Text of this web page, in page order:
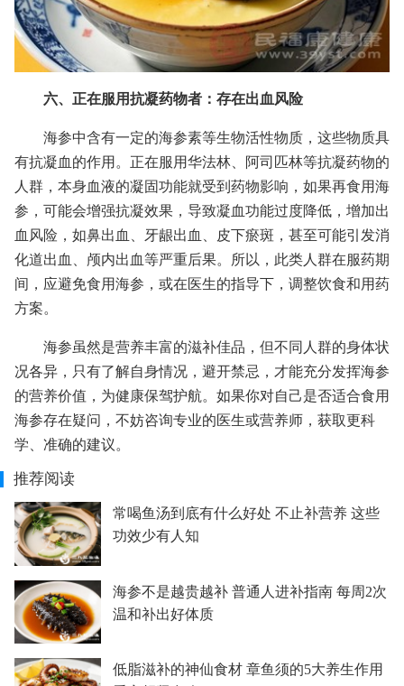
六、正在服用抗凝药物者：存在出血风险
海参中含有一定的海参素等生物活性物质，这些物质具
有抗凝血的作用。正在服用华法林、阿司匹林等抗凝药物的
人群，本身血液的凝固功能就受到药物影响，如果再食用海
参，可能会增强抗凝效果，导致凝血功能过度降低，增加出
血风险，如鼻出血、牙龈出血、皮下瘀斑，甚至可能引发消
化道出血、颅内出血等严重后果。所以，此类人群在服药期
间，应避免食用海参，或在医生的指导下，调整饮食和用药
方案。
海参虽然是营养丰富的滋补佳品，但不同人群的身体状
况各异，只有了解自身情况，避开禁忌，才能充分发挥海参
的营养价值，为健康保驾护航。如果你对自己是否适合食用
海参存在疑问，不妨咨询专业的医生或营养师，获取更科
学、准确的建议。
推荐阅读
常喝鱼汤到底有什么好处 不止补营养 这些
功效少有人知
海参不是越贵越补 普通人进补指南 每周2次
温和补出好体质
低脂滋补的神仙食材 章鱼须的5大养生作用